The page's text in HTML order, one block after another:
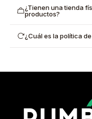
¿Tienen una tienda
productos?
¿Cuál es la política